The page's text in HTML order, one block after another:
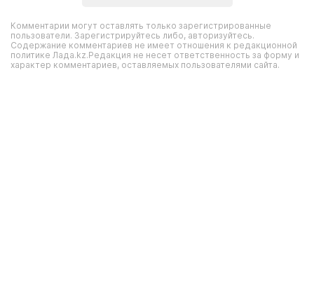
Комментарии могут оставлять только зарегистрированные
пользователи. Зарегистрируйтесь либо, авторизуйтесь.
Содержание комментариев не имеет отношения к редакционной
политике Лада.kz.Редакция не несет ответственность за форму и
характер комментариев, оставляемых пользователями сайта.